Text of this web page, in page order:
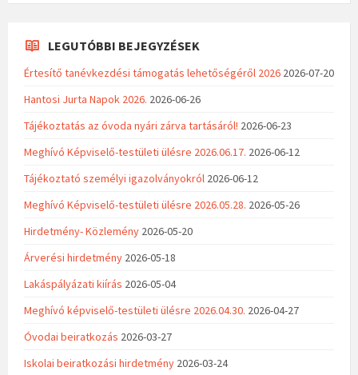
LEGUTÓBBI BEJEGYZÉSEK
Értesítő tanévkezdési támogatás lehetőségéről 2026 2026-07-20
Hantosi Jurta Napok 2026. 2026-06-26
Tájékoztatás az óvoda nyári zárva tartásáról! 2026-06-23
Meghívó Képviselő-testületi ülésre 2026.06.17. 2026-06-12
Tájékoztató személyi igazolványokról 2026-06-12
Meghívó Képviselő-testületi ülésre 2026.05.28. 2026-05-26
Hirdetmény- Közlemény 2026-05-20
Árverési hirdetmény 2026-05-18
Lakáspályázati kiírás 2026-05-04
Meghívó képviselő-testületi ülésre 2026.04.30. 2026-04-27
Óvodai beiratkozás 2026-03-27
Iskolai beiratkozási hirdetmény 2026-03-24